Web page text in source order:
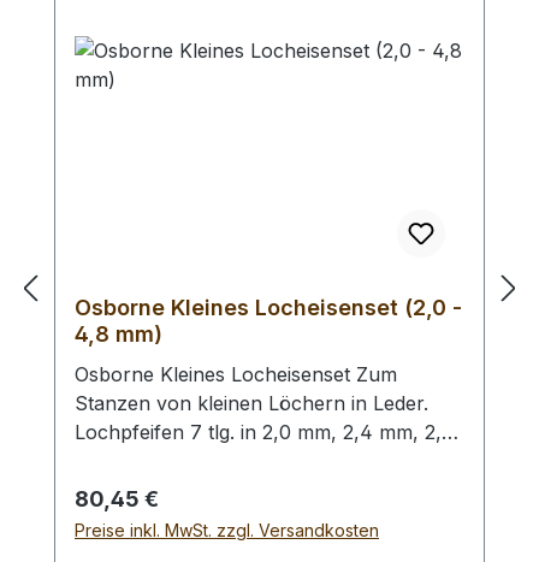
Kraftersparnis von ca. 70 %. Zum Lochen
von Leder und ähnlichen starken und
Osborne Kleines Locheisenset (2,0 -
4,8 mm)
Osborne Kleines Locheisenset Zum
Stanzen von kleinen Löchern in Leder.
Lochpfeifen 7 tlg. in 2,0 mm, 2,4 mm, 2,8
mm. Bitte benutzen Sie zum Schlagen
unbedingt einen geeigneten Hammer
(keinen Stahlhammer) und eine geeignete
Regulärer Preis:
80,45 €
Preise inkl. MwSt. zzgl. Versandkosten